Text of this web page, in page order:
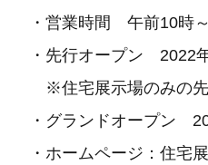
・営業時間 午前10時
・先行オープン
※住宅展示場のみの先
・グランドオープン
・ホームページ：住